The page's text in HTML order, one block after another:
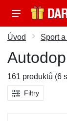
Úvod Sport
161 produktů (6
Filtry